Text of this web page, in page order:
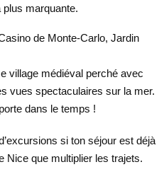
plus marquante.
de Monte-Carlo, Jardin
village médiéval perché avec
vues spectaculaires sur la mer.
dans le temps !
si ton séjour est déjà
Nice que multiplier les trajets.